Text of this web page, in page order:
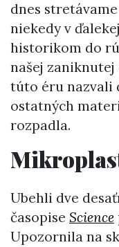
dnes
niekedy v
historikom do
našej zaniknutej
túto éru nazvali
ostatných
rozpadla.
Ubehli dve
časopise Science
Upozornila na